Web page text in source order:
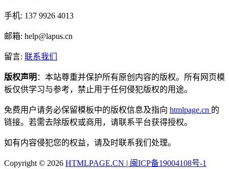
手机: 137 9926 4013
邮箱: help@lapus.cn
留言: 联系我们
版权声明 ：本站尊重并保护所有原创内容的版权。所有网页模
板仅供学习与参考，禁止用于任何侵犯版权的用途。
免费用户请务必保留模板中的版权信息及指向 htmlpage.cn 的
链接。若需去除版权或商用，请联系平台获得授权。
如有内容侵犯您的权益，请及时联系我们处理。
Copyright © 2026 HTMLPAGE.CN | 闽ICP备19004108号-1